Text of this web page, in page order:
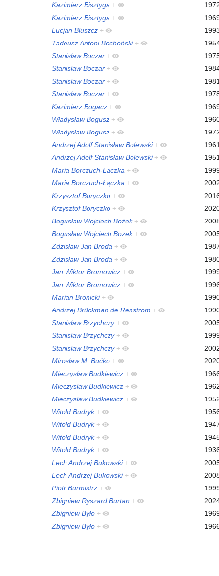
Kazimierz Bisztyga +
Kazimierz Bisztyga +
Lucjan Bluszcz +
Tadeusz Antoni Bocheński +
Stanisław Boczar +
Stanisław Boczar +
Stanisław Boczar +
Stanisław Boczar +
Kazimierz Bogacz +
Władysław Bogusz +
Władysław Bogusz +
Andrzej Adolf Stanisław Bolewski +
Andrzej Adolf Stanisław Bolewski +
Maria Borczuch-Łączka +
Maria Borczuch-Łączka +
Krzysztof Boryczko +
Krzysztof Boryczko +
Bogusław Wojciech Bożek +
Bogusław Wojciech Bożek +
Zdzisław Jan Broda +
Zdzisław Jan Broda +
Jan Wiktor Bromowicz +
Jan Wiktor Bromowicz +
Marian Bronicki +
Andrzej Brückman de Renstrom +
Stanisław Brzychczy +
Stanisław Brzychczy +
Stanisław Brzychczy +
Mirosław M. Bućko +
Mieczysław Budkiewicz +
Mieczysław Budkiewicz +
Mieczysław Budkiewicz +
Witold Budryk +
Witold Budryk +
Witold Budryk +
Witold Budryk +
Lech Andrzej Bukowski +
Lech Andrzej Bukowski +
Piotr Burmistrz +
Zbigniew Ryszard Burtan +
Zbigniew Było +
Zbigniew Było +